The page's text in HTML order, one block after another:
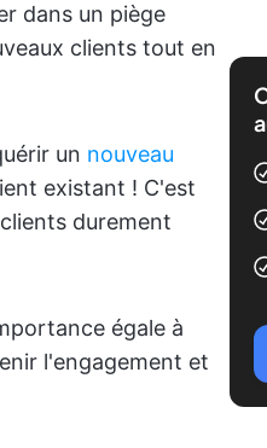
dans un piège
clients tout en
un nouveau
existant ! C'est
durement
égale à
l'engagement et